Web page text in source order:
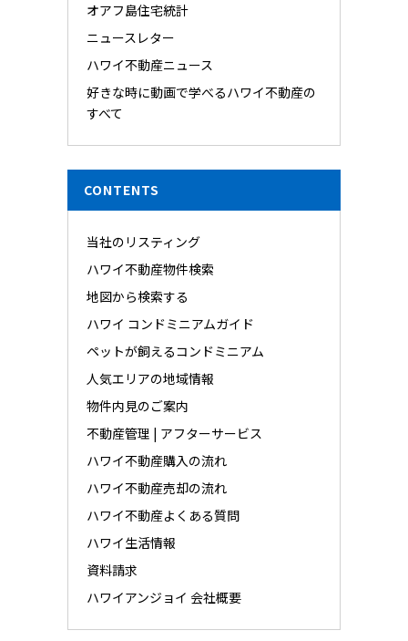
オアフ島住宅統計
ニュースレター
ハワイ不動産ニュース
好きな時に動画で学べるハワイ不動産の
すべて
CONTENTS
当社のリスティング
ハワイ不動産物件検索
地図から検索する
ハワイ コンドミニアムガイド
ペットが飼えるコンドミニアム
人気エリアの地域情報
物件内見のご案内
不動産管理 | アフターサービス
ハワイ不動産購入の流れ
ハワイ不動産売却の流れ
ハワイ不動産よくある質問
ハワイ生活情報
資料請求
ハワイアンジョイ 会社概要